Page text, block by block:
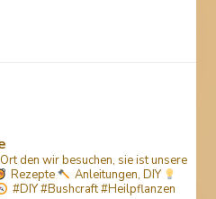
den wir besuchen, sie ist unsere
Rezepte
Anleitungen, DIY
#DIY #Bushcraft #Heilpflanzen